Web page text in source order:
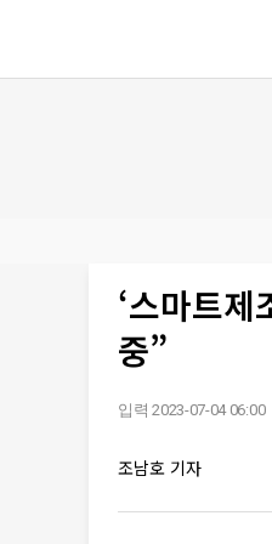
‘스마트
중”
입력 2023-07-04 06:00
조남호 기자